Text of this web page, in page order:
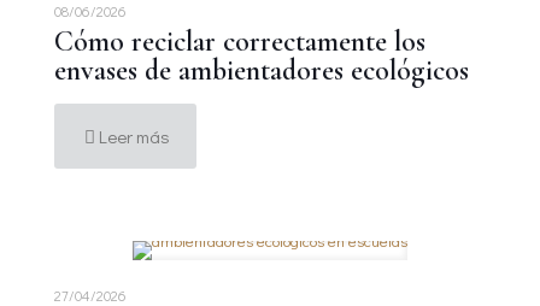
08/06/2026
Cómo reciclar correctamente los
envases de ambientadores ecológicos
Leer más
27/04/2026